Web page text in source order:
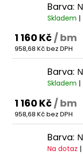
Barva:
Skladem |
1 160 Kč/ bm
958,68 Kč bez DPH
Barva:
Skladem |
1 160 Kč/ bm
958,68 Kč bez DPH
Barva:
Na dotaz